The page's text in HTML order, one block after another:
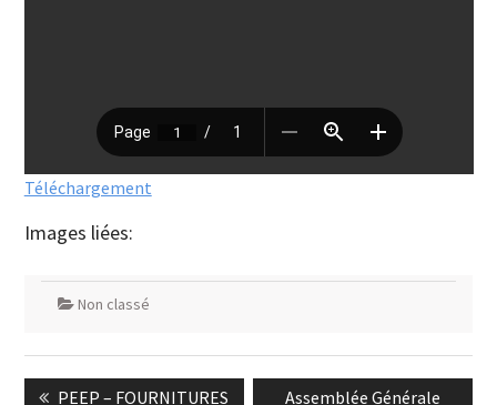
Téléchargement
Images liées:
Non classé
Previous
PEEP – FOURNITURES
Next
Assemblée Générale